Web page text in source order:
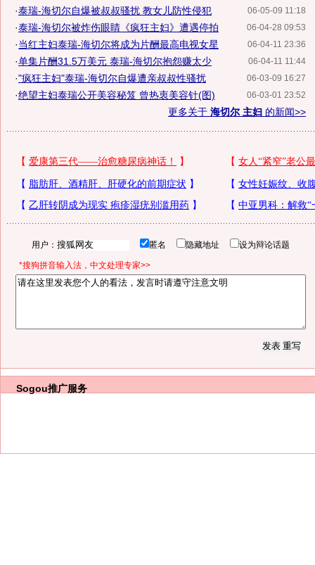
06-05-09 11:18
·泰瑞-海切尔自爆被叔叔骚扰 教女儿防性侵犯
06-04-28 09:53
·泰瑞-海切尔被炸伤眼睛《疯狂主妇》遭遇停拍
06-04-11 23:36
·当红主妇泰瑞-海切尔将成为片酬最高电视女星
06-04-11 11:44
·单集片酬31.5万美元 泰瑞-海切尔抱怨赚太少
06-03-09 16:27
·"疯狂主妇"泰瑞-海切尔自爆遭亲叔叔性骚扰
06-03-01 23:52
·绝望主妇泰瑞公开美容秘笈 曾热衷美容针(图)
更多关于 海切尔 主妇 的新闻>>
用户： 匿名 隐藏地址 设为辩论话题
*搜狗拼音输入法，中文处理专家>>
Sogou推广服务